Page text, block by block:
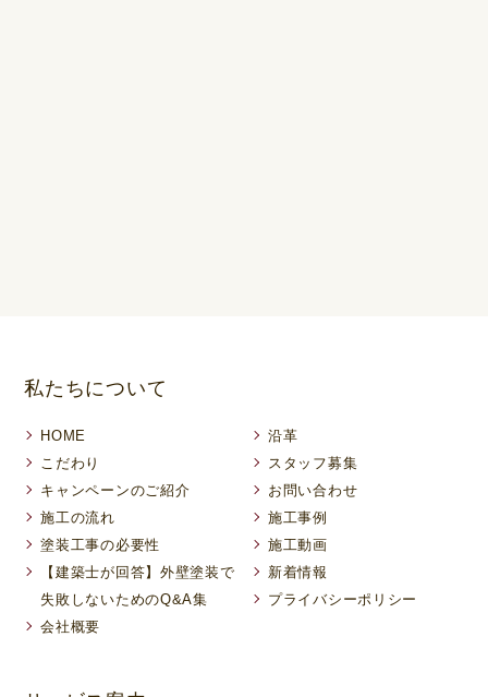
私たちについて
HOME
こだわり
キャンペーンのご紹介
施工の流れ
塗装工事の必要性
【建築士が回答】外壁塗装で
失敗しないためのQ&A集
会社概要
沿革
スタッフ募集
お問い合わせ
施工事例
施工動画
新着情報
プライバシーポリシー